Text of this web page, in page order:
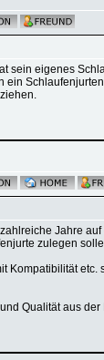
sein eigenes
ein
Jahre
zulegen
Kompatibilität etc.
Qualität aus